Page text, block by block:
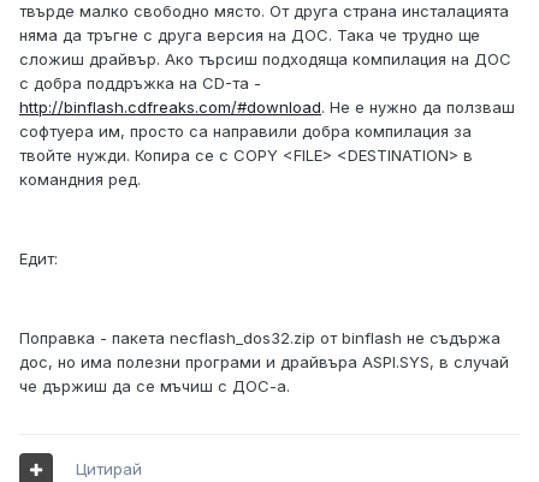
твърде малко свободно място. От друга страна инсталацията
няма да тръгне с друга версия на ДОС. Така че трудно ще
сложиш драйвър. Ако търсиш подходяща компилация на ДОС
с добра поддръжка на CD-та -
http://binflash.cdfreaks.com/#download. Не е нужно да ползваш
софтуера им, просто са направили добра компилация за
твойте нужди. Копира се с COPY <FILE> <DESTINATION> в
командния ред.
Едит:
Поправка - пакета necflash_dos32.zip от binflash не съдържа
дос, но има полезни програми и драйвъра ASPI.SYS, в случай
че държиш да се мъчиш с ДОС-а.
Цитирай